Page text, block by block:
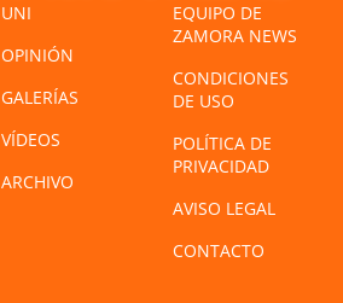
UNI
OPINIÓN
GALERÍAS
VÍDEOS
ARCHIVO
EQUIPO DE
ZAMORA NEWS
CONDICIONES
DE USO
POLÍTICA DE
PRIVACIDAD
AVISO LEGAL
CONTACTO